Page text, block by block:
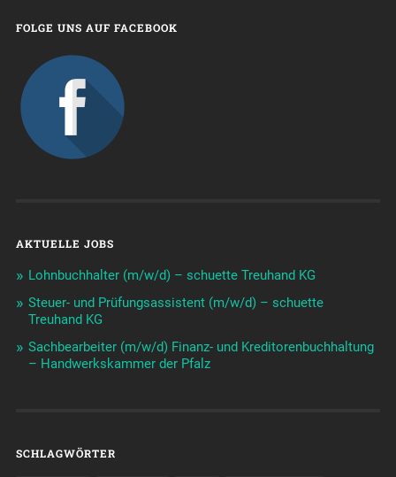
FOLGE UNS AUF FACEBOOK
AKTUELLE JOBS
Lohnbuchhalter (m/w/d) – schuette Treuhand KG
Steuer- und Prüfungsassistent (m/w/d) – schuette
Treuhand KG
Sachbearbeiter (m/w/d) Finanz- und Kreditorenbuchhaltung
– Handwerkskammer der Pfalz
SCHLAGWÖRTER